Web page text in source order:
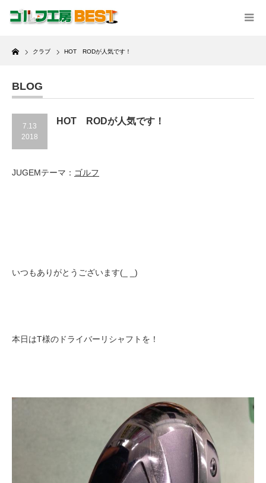
Home
クラブ HOT RODが人気です！
BLOG
7.13
2018
HOT RODが人気です！
JUGEMテーマ： ゴルフ
いつもありがとうございます(_ _)
本日はT様のドライバーリシャフトを！